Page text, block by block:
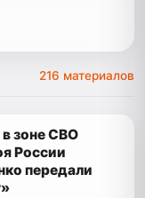
216 материалов
зоне СВО
России
передали